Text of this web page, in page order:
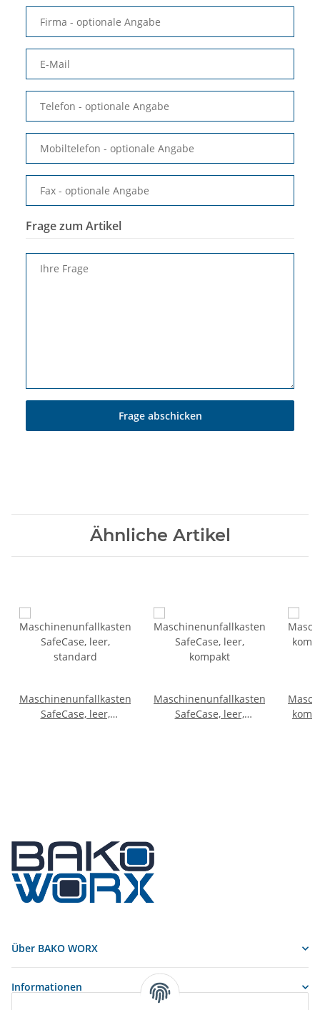
Firma - optionale Angabe
E-Mail
Telefon - optionale Angabe
Mobiltelefon - optionale Angabe
Fax - optionale Angabe
Frage zum Artikel
Ihre Frage
Frage abschicken
Ähnliche Artikel
Maschinenunfallkasten,
SafeCase, leer,
Maschinenunfallkasten,
SafeCase, leer,
Über BAKO WORX
Informationen